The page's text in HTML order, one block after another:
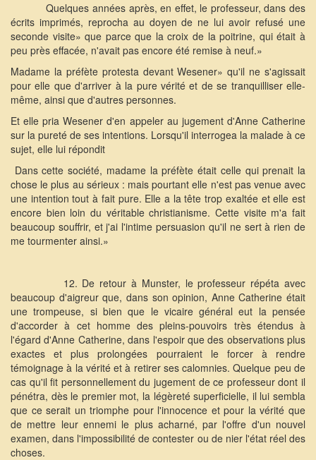
Quelques années après, en effet, le professeur, dans des
écrits imprimés, reprocha au doyen de ne lui avoir refusé une
seconde visite» que parce que la croix de la poitrine, qui était à
peu près effacée, n'avait pas encore été remise à neuf.»
Madame la préfète protesta devant Wesener» qu'il ne s'agissait
pour elle que d'arriver à la pure vérité et de se tranquilliser elle-
même, ainsi que d'autres personnes.
Et elle pria Wesener d'en appeler au jugement d'Anne Catherine
sur la pureté de ses intentions. Lorsqu'il interrogea la malade à ce
sujet, elle lui répondit
Dans cette société, madame la préfète était celle qui prenait la
chose le plus au sérieux : mais pourtant elle n'est pas venue avec
une intention tout à fait pure. Elle a la tête trop exaltée et elle est
encore bien loin du véritable christianisme. Cette visite m'a fait
beaucoup souffrir, et j'ai l'intime persuasion qu'il ne sert à rien de
me tourmenter ainsi.»
12. De retour à Munster, le professeur répéta avec
beaucoup d'aigreur que, dans son opinion, Anne Catherine était
une trompeuse, si bien que le vicaire général eut la pensée
d'accorder à cet homme des pleins-pouvoirs très étendus à
l'égard d'Anne Catherine, dans l'espoir que des observations plus
exactes et plus prolongées pourraient le forcer à rendre
témoignage à la vérité et à retirer ses calomnies. Quelque peu de
cas qu'il fit personnellement du jugement de ce professeur dont il
pénétra, dès le premier mot, la légèreté superficielle, il lui sembla
que ce serait un triomphe pour l'innocence et pour la vérité que
de mettre leur ennemi le plus acharné, par l'offre d'un nouvel
examen, dans l'impossibilité de contester ou de nier l'état réel des
choses.